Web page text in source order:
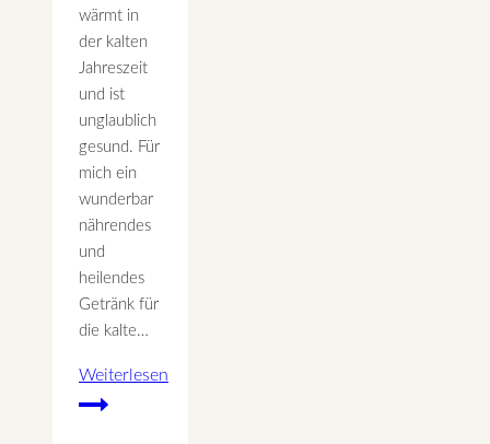
wärmt in
der kalten
Jahreszeit
und ist
unglaublich
gesund. Für
mich ein
wunderbar
nährendes
und
heilendes
Getränk für
die kalte…
Weiterlesen
Goldene